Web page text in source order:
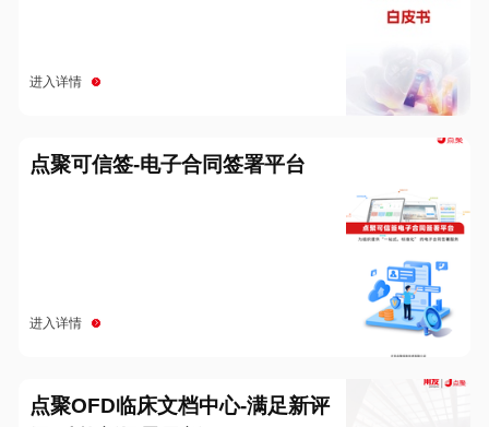
进入详情
点聚可信签-电子合同签署平台
进入详情
点聚OFD临床文档中心-满足新评